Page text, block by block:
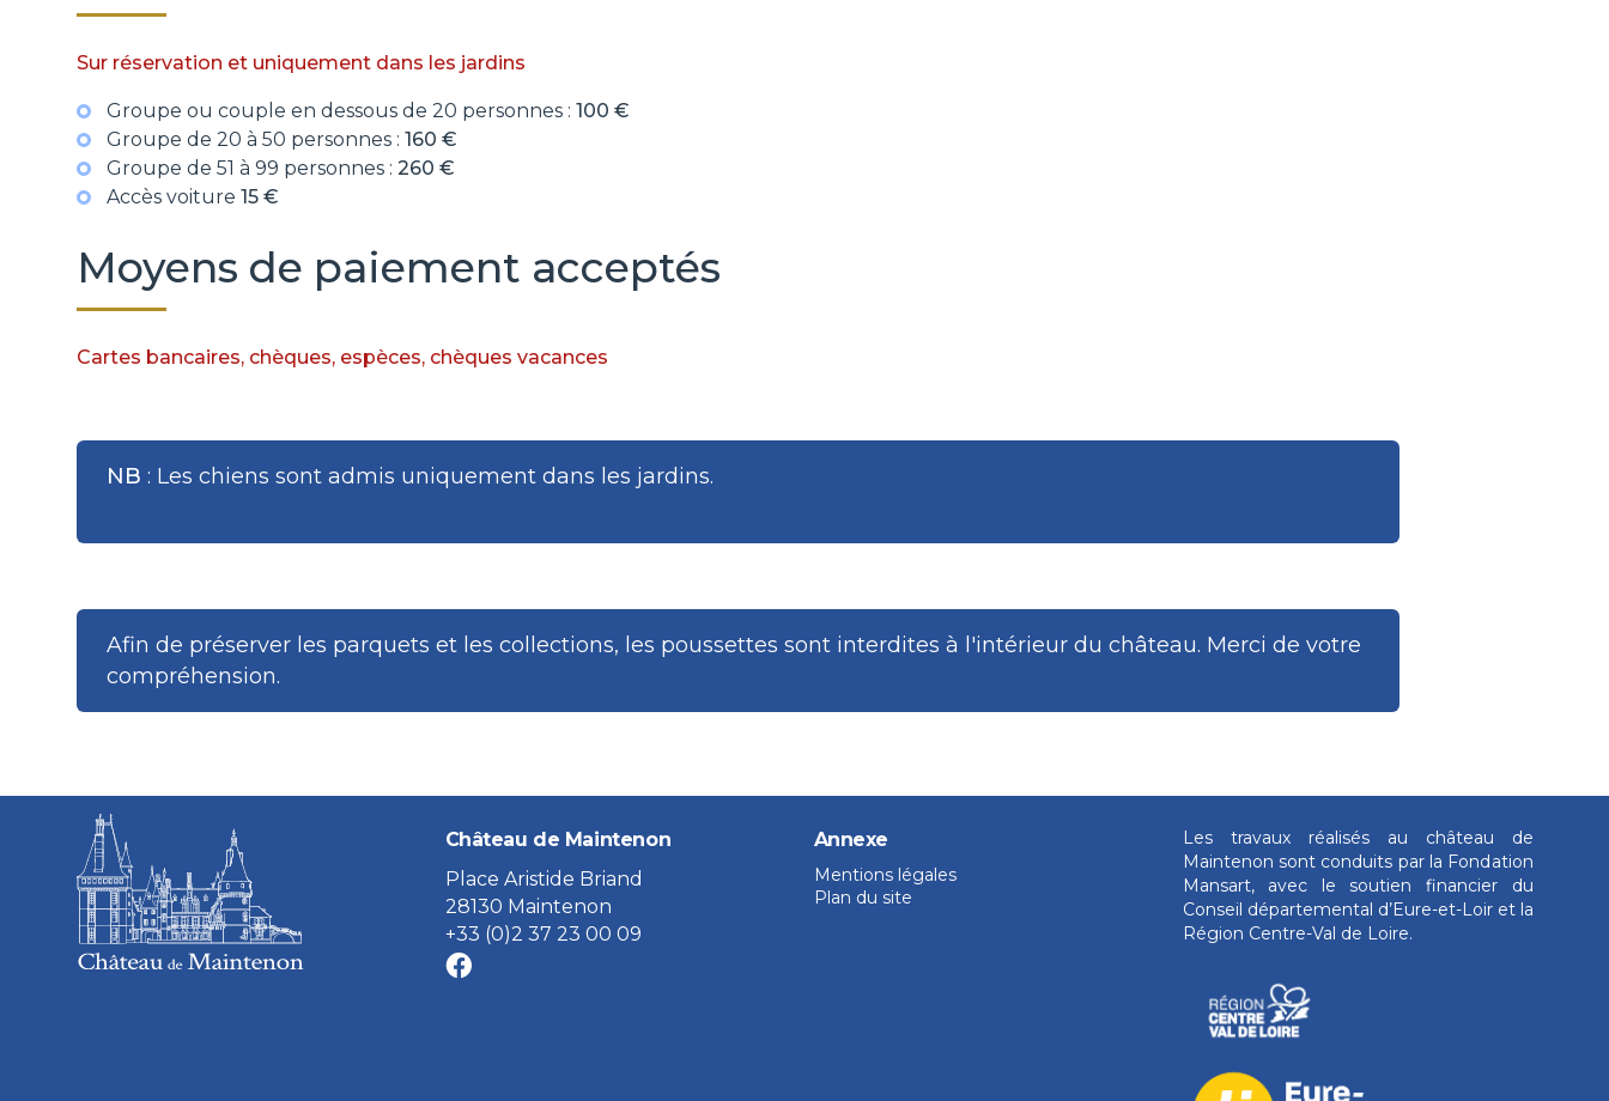
Sur réservation et uniquement dans les jardins
Groupe ou couple en dessous de 20 personnes : 100 €
Groupe de 20 à 50 personnes : 160 €
Groupe de 51 à 99 personnes : 260 €
Accès voiture 15 €
Moyens de paiement acceptés
Cartes bancaires, chèques, espèces, chèques vacances
NB : Les chiens sont admis uniquement dans les jardins.
Afin de préserver les parquets et les collections, les poussettes sont interdites à l'intérieur du château. Merci de votre
compréhension.
Château de Maintenon
Place Aristide Briand
28130 Maintenon
+33 (0)2 37 23 00 09
Annexe
Mentions légales
Plan du site
Les travaux réalisés au château de
Maintenon sont conduits par la Fondation
Mansart, avec le soutien financier du
Conseil départemental d’Eure-et-Loir et la
Région Centre-Val de Loire.